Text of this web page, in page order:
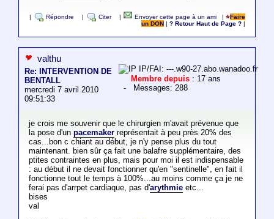
Répondre Citer Envoyer cette page à un ami |
Faire
un DON
|? Retour Haut de Page ?
valthu
Re: INTERVENTION DE
BENTALL
mercredi 7 avril 2010
09:51:33
IP/FAI: ---.w90-27.abo.wanadoo.fr
Membre depuis : 17 ans
- Messages: 288
je crois me souvenir que le chirurgien m'avait prévenue que
la pose d'un pacemakerreprésentait à peu près 20% des
cas...bon c chiant au début, je n'y pense plus du tout
maintenant. bien sûr ça fait une balafre supplémentaire, des
ptites contraintes en plus, mais pour moi il est indispensable
: au début il ne devait fonctionner qu'en "sentinelle", en fait il
fonctionne tout le temps à 100%...au moins comme ça je ne
ferai pas d'arrpet cardiaque, pas d'arythmieetc...
bises
val